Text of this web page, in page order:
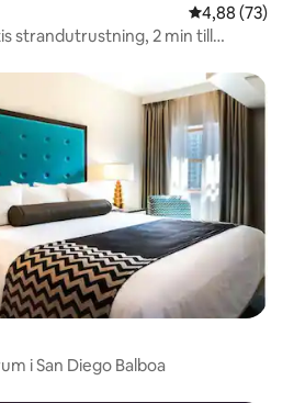
4,88 av 5 i
4,88 (73)
strandutrustning, 2 min till
i San Diego Balboa